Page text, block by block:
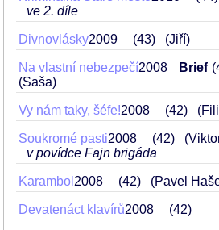
ve 2. díle
Divnovlásky2009 43 (Jiří)
Na vlastní nebezpečí2008 Brief
(Saša)
Vy nám taky, šéfe!2008 42
Soukromé pasti2008 42
v povídce Fajn brigáda
Karambol 2008 42 (Pavel
Devatenáct klavírů2008 42